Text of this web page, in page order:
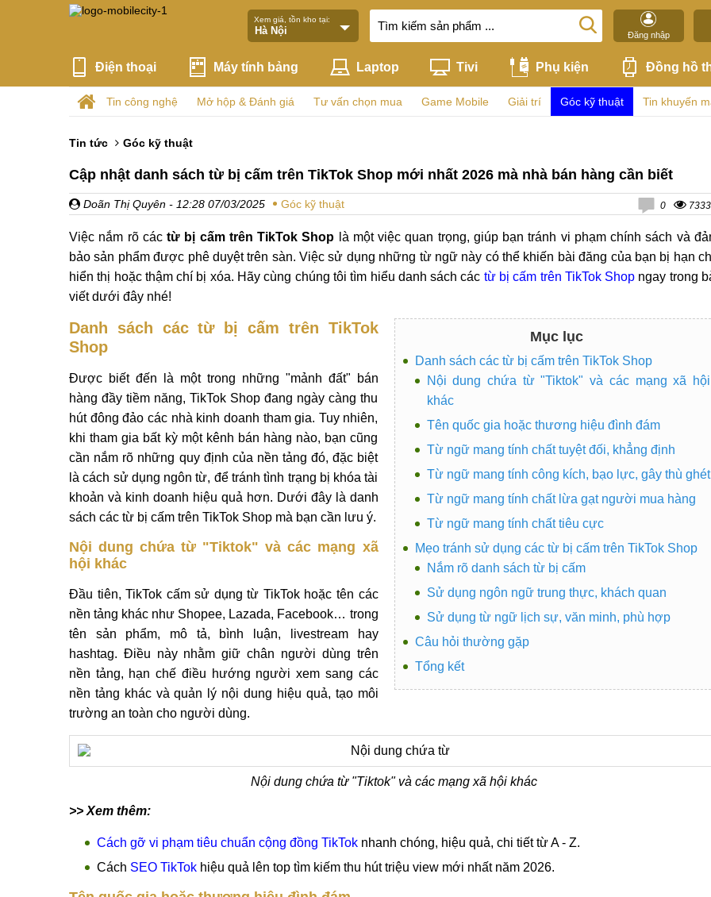
Xem giá, tồn kho tại:
Đăng nhập
Điện thoại Máy tính bảng Laptop Tivi Phụ kiện Đồng hồ
Tin công nghệ Mở hộp & Đánh giá Tư vấn chọn mua Game Mobile Giải trí Góc kỹ thuật Tin khuyến
Tin tức Góc kỹ thuật
Cập nhật danh sách từ bị cấm trên TikTok Shop mới nhất 2026 mà nhà bán hàng cần biết
Doãn Thị Quyên - 12:28 07/03/2025 Góc kỹ thuật 0 7333
Việc nắm rõ cáctừ bị cấm trên TikTok Shop là một việc quan trọng, giúp bạn tránh vi phạm chính sách và
bảo sản phẩm được phê duyệt trên sàn. Việc sử dụng những từ ngữ này có thể khiến bài đăng của bạn bị hạn
hiển thị hoặc thậm chí bị xóa. Hãy cùng chúng tôi tìm hiểu danh sách các từ bị cấm trên TikTok Shop ngay trong
viết dưới đây nhé!
Mục lục
Danh sách các từ bị cấm trên TikTok Shop
Nội dung chứa từ "Tiktok" và các mạng xã hội
khác
Tên quốc gia hoặc thương hiệu đình đám
Từ ngữ mang tính chất tuyệt đối, khẳng định
Từ ngữ mang tính công kích, bạo lực, gây thù ghét
Từ ngữ mang tính chất lừa gạt người mua hàng
Từ ngữ mang tính chất tiêu cực
Mẹo tránh sử dụng các từ bị cấm trên TikTok Shop
Nắm rõ danh sách từ bị cấm
Sử dụng ngôn ngữ trung thực, khách quan
Sử dụng từ ngữ lịch sự, văn minh, phù hợp
Câu hỏi thường gặp
Tổng kết
Danh sách các từ bị cấm trên TikTok
Shop
Được biết đến là một trong những "mảnh đất" bán
hàng đầy tiềm năng, TikTok Shop đang ngày càng thu
hút đông đảo các nhà kinh doanh tham gia. Tuy nhiên,
khi tham gia bất kỳ một kênh bán hàng nào, bạn cũng
cần nắm rõ những quy định của nền tảng đó, đặc biệt
là cách sử dụng ngôn từ, để tránh tình trạng bị khóa tài
khoản và kinh doanh hiệu quả hơn. Dưới đây là danh
sách các từ bị cấm trên TikTok Shop mà bạn cần lưu ý.
Nội dung chứa từ "Tiktok" và các mạng xã
hội khác
Đầu tiên, TikTok cấm sử dụng từ TikTok hoặc tên các
nền tảng khác như Shopee, Lazada, Facebook… trong
tên sản phẩm, mô tả, bình luận, livestream hay
hashtag. Điều này nhằm giữ chân người dùng trên
nền tảng, hạn chế điều hướng người xem sang các
nền tảng khác và quản lý nội dung hiệu quả, tạo môi
trường an toàn cho người dùng.
Nội dung chứa từ "Tiktok" và các mạng xã hội khác
>> Xem thêm:
Cách gỡ vi phạm tiêu chuẩn cộng đồng TikTok nhanh chóng, hiệu quả, chi tiết từ A - Z.
Cách SEO TikTok hiệu quả lên top tìm kiếm thu hút triệu view mới nhất năm 2026.